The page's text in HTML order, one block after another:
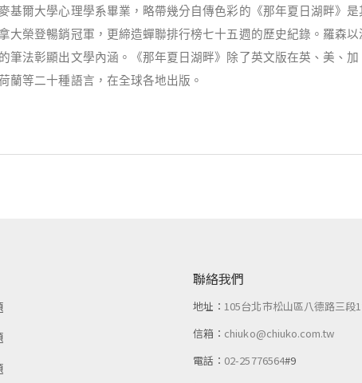
基爾大學心理學系畢業， 略帶幾分自傳色彩的 《那年夏日湖畔》
大榮登暢銷冠軍，更締造蟬聯排行榜七十五週的歷史紀錄。羅森
筆法彰顯出文學內涵。《那年夏日湖畔》除了英文版在英、美、
蘭等二十種語言，在全球各地出版。
聯絡我們
地址：105台北市松山區八德路三段
信箱： chiuko@chiuko.com.tw
電話： 02-25776564#9